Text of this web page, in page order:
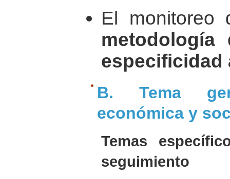
El monitoreo
especificidad
B. Tema
económica y
Temas
seguimiento